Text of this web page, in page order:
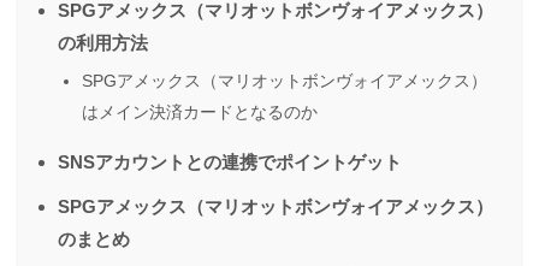
SPGアメックス（マリオットボンヴォイアメックス）
の利用方法
SPGアメックス（マリオットボンヴォイアメックス）
はメイン決済カードとなるのか
SNSアカウントとの連携でポイントゲット
SPGアメックス（マリオットボンヴォイアメックス）
のまとめ